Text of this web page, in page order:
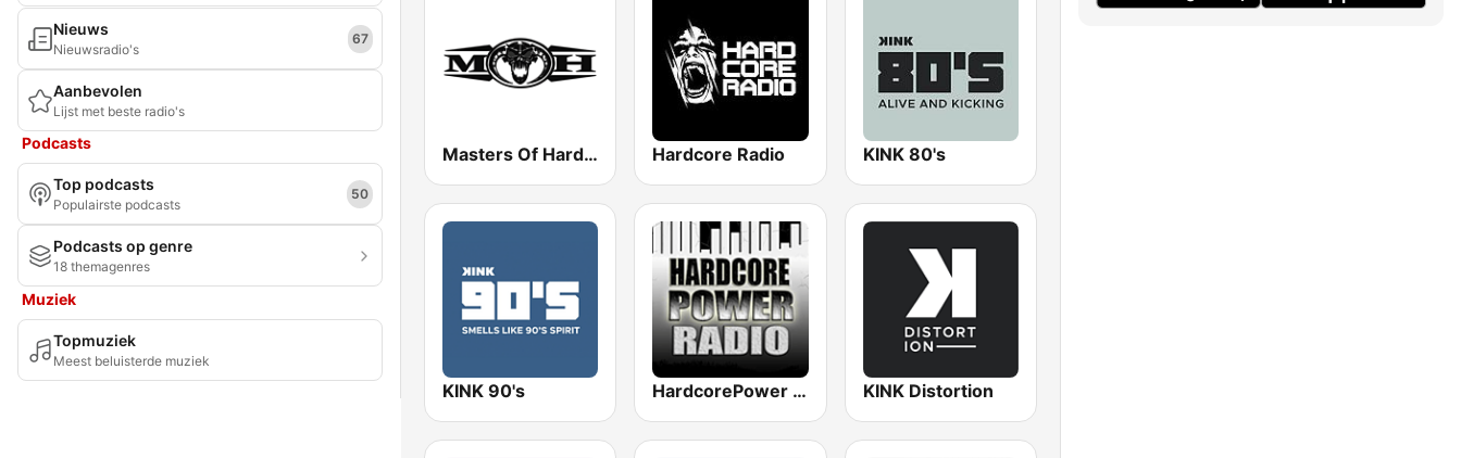
Nieuws
Nieuwsradio's
67
Aanbevolen
Lijst met beste radio's
Podcasts
Top podcasts
Populairste podcasts
50
Podcasts op genre
18 themagenres
Muziek
Topmuziek
Meest beluisterde muziek
Masters Of Hardcore Hardcore Radio KINK 80's
KINK 90's HardcorePower Radio KINK Distortion